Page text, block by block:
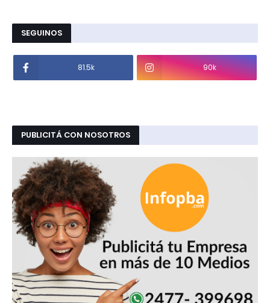
SEGUINOS
81.5k 90k
PUBLICITÁ CON NOSOTROS